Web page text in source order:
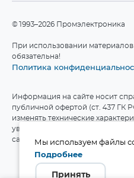
©1993–2026 Промэлектроника
При использовании материалов
обязательна!
Политика
Информация на сайте носит
публичной офертой (ст. 437 ГК
изменять технические
уведомления. Актуальные
сайте производителя.
Мы используем файлы
Подробнее
Принять